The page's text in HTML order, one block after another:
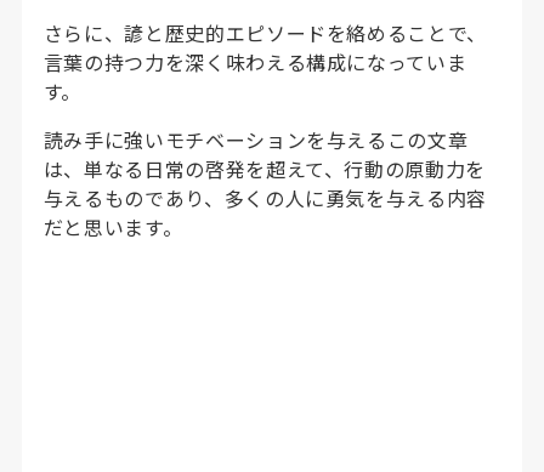
さらに、諺と歴史的エピソードを絡めることで、
言葉の持つ力を深く味わえる構成になっていま
す。
読み手に強いモチベーションを与えるこの文章
は、単なる日常の啓発を超えて、行動の原動力を
与えるものであり、多くの人に勇気を与える内容
だと思います。